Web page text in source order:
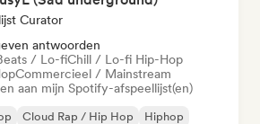
Curator
antwoorden
/ Lo-fiChill / Lo-fi Hip-Hop
Commercieel / Mainstream
aan mijn Spotify-afspeellijst(en)
Cloud Rap / Hip Hop
Hiphop